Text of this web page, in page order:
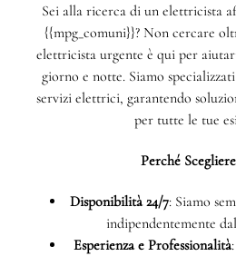
Sei alla ricerca di un elettricista
{{mpg_comuni}}? Non cercare
elettricista urgente è qui per
giorno e notte. Siamo
servizi elettrici, garantendo
per tutte le tue
Perché
Disponibilità 24/7: Siamo
indipendentemente
Esperienza e Professionalità